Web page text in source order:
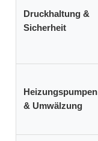
Druckhaltung &
Sicherheit
Heizungspumpen
& Umwälzung